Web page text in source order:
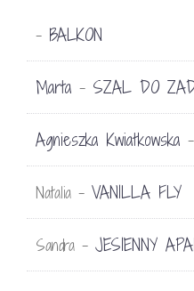
- BALKON
Marta - SZAL DO
Agnieszka Kwiatkowska -
Natalia - VANILLA FLY
Sandra - JESIENNY